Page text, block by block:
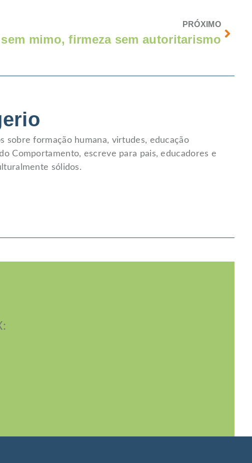
PRÓXIMO
mimo, firmeza sem autoritarismo
sobre formação humana, virtudes, educação
Comportamento, escreve para pais, educadores e
sólidos.